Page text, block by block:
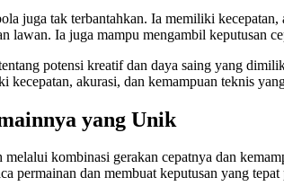
juga tak terbantahkan. Ia memiliki
lawan. Ia juga mampu mengambil keputusan
potensi kreatif dan daya saing yang
akurasi, dan kemampuan teknis
yang Unik
kombinasi gerakan cepatnya dan
permainan dan membuat keputusan yang tepat